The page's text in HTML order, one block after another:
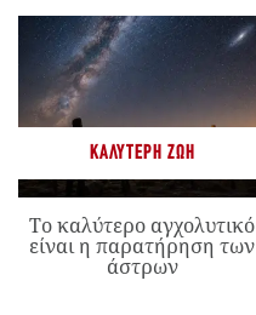
ΚΑΛΎΤΕΡΗ ΖΩΉ
Το καλύτερο αγχολυτικό
είναι η παρατήρηση των
άστρων